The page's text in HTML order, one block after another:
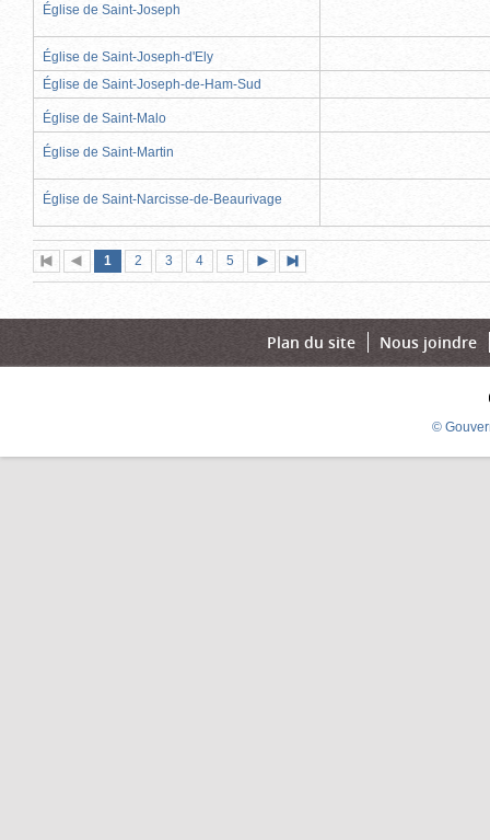
Église de Saint-Joseph
Église de Saint-Joseph-d'Ely
Église de Saint-Joseph-de-Ham-Sud
Église de Saint-Malo
Église de Saint-Martin
Église de Saint-Narcisse-de-Beaurivage
Première
page
Page
précédente
Page
1 (page
actuelle)
Page
2 Page
3 Page
4 Page
5
suivante
page
Plan du site Nous joindre
©